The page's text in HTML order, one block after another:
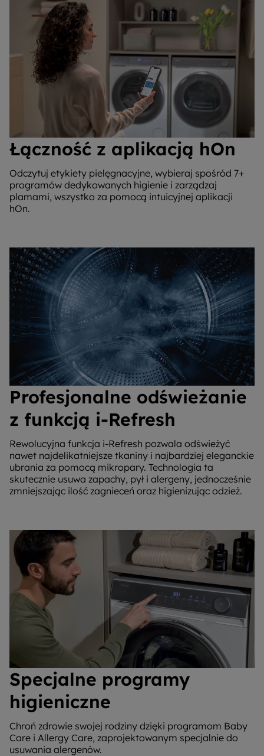
Łączność z aplikacją hOn
Odczytuj etykiety pielęgnacyjne, wybieraj spośród 7+
programów dedykowanych higienie i zarządzaj
plamami, wszystko za pomocą intuicyjnej aplikacji
hOn.
Profesjonalne odświeżanie
z funkcją i-Refresh
Rewolucyjna funkcja i-Refresh pozwala odświeżyć
nawet najdelikatniejsze tkaniny i najbardziej eleganckie
ubrania za pomocą mikropary. Technologia ta
skutecznie usuwa zapachy, pył i alergeny, jednocześnie
zmniejszając ilość zagnieceń oraz higienizując odzież.
Specjalne programy
higieniczne
Chroń zdrowie swojej rodziny dzięki programom Baby
Care i Allergy Care, zaprojektowanym specjalnie do
usuwania alergenów.